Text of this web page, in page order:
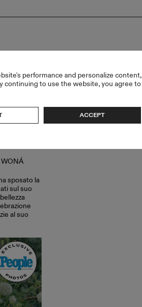
UN ABITO WONÁ
WONÁ
sposato la
sul suo
al suo
performance and personalize content,
continuing to use the website, you agree to
ACCEPT